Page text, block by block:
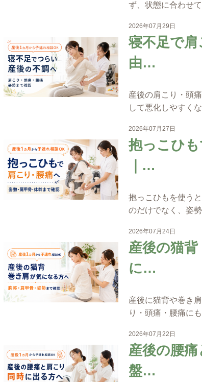
ず、状態に合わせ
2026年07月29日
寝不足で
由…
産後の肩こり・頭
して悪化しやすく
2026年07月27日
抱っこひ
｜…
抱っこひもを使う
のだけでなく、姿
2026年07月24日
産後の猫
に…
産後に猫背や巻き
り・頭痛・腰痛に
2026年07月22日
産後の腰
盤…